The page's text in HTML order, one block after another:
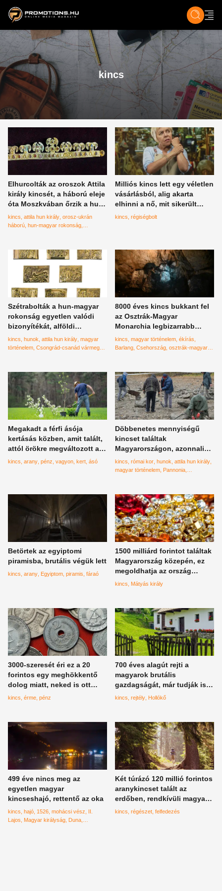
ZENE, FILM & KULT ÉLET TECH &
kincs
Elhurcolták az oroszok Attila
király kincsét, a háború eleje
óta Moszkvában őrzik a hun-
magyar rokonság rejtett
bizonyítékát
kincs attila hun király orosz-ukrán
háború hun-magyar rokonság
Milliós kincs lett egy véletlen
vásárlásból, alig akarta
elhinni a nő, mit sikerült
vennie a régiségboltban
kincs régiségbolt
Szétrabolták a hun-magyar
rokonság egyetlen valódi
bizonyítékát, alföldi
vármegye a bűnös a
szörnyűségben
kincs hunok attila hun király magyar
történelem Csongrád-csanád vármegye
8000 éves kincs bukkant fel
az Osztrák-Magyar
Monarchia legbizarrabb
barlangja alól, végre
megtalálták az eredeti
kincs magyar történelem ékírás
Barlang Csehország osztrák-magyar
Megakadt a férfi ásója
kertásás közben, amit talált,
attól örökre megváltozott az
élete
kincs arany pénz vagyon kert ásó
Döbbenetes mennyiségű
kincset találtak
Magyarországon, azonnali
világszenzációt okozott a
lelet
kincs római kor hunok attila hun király
magyar történelem Pannonia
Betörtek az egyiptomi
piramisba, brutális végük lett
kincs arany Egyiptom piramis fáraó
1500 milliárd forintot találtak
Magyarország közepén, ez
megoldhatja az ország
problémáit? Mátyás király
kincs Mátyás király
3000-szeresét éri ez a 20
forintos egy meghökkentő
dolog miatt, neked is ott
lehet a fiókodban
kincs érme pénz
700 éves alagút rejti a
magyarok brutális
gazdagságát, már tudják is
hogy pontosan hol van a
kincs rejtély Hollókő
499 éve nincs meg az
egyetlen magyar
kincseshajó, rettentő az oka
kincs hajó 1526 mohácsi vész
II.
Lajos
Magyar királyság Duna
Két túrázó 120 millió forintos
aranykincset talált az
erdőben, rendkívüli magyar
kapcsolat van a történetben
kincs régészet felfedezés